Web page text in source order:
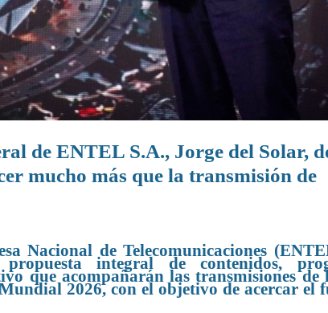
de ENTEL S.A., Jorge del Solar,
mucho más que la transmisión de
Nacional de Telecomunicaciones
integral de contenidos,
que acompañarán las transmisiones de
2026, con el objetivo de acercar el